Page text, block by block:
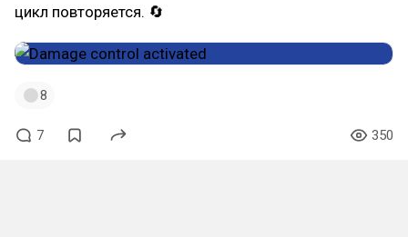
цикл повторяется. 🔄
8
7 350